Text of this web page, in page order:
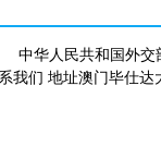
中华人民共和国外
我们 地址澳门毕仕